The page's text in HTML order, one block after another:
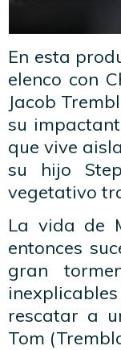
En esta
elenco con
Jacob
su
que vive
su hijo
vegetativo
La vida de
entonces
gran
rescatar a
Tom